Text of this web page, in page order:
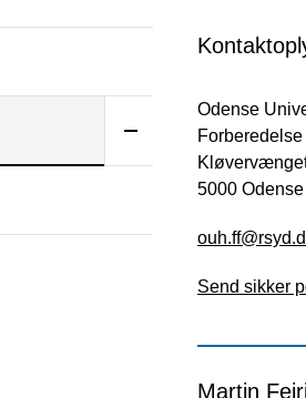
Odense
5000 Odense
Send sikker
Martin